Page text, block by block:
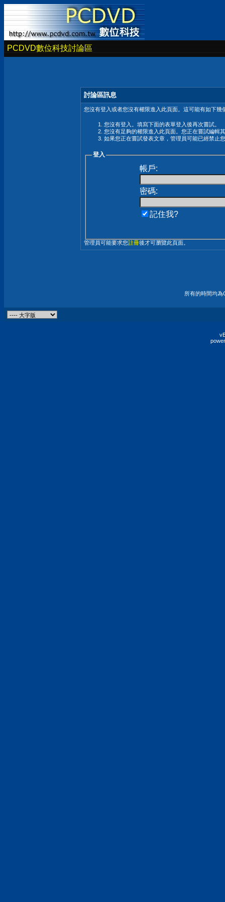
PCDVD數位科技討論區
討論區訊息
您沒有登入或者您沒有權限進入此頁面。這可能有如下幾
您沒有登入。填寫下面的表單登入後再次嘗試。
您沒有足夠的權限進入此頁面。您正在嘗試編輯
如果您正在嘗試發表文章，管理員可能已經禁止
登入
帳戶:
密碼:
記住我?
管理員可能要求您註冊後才可瀏覽此頁面。
所有的時間均為